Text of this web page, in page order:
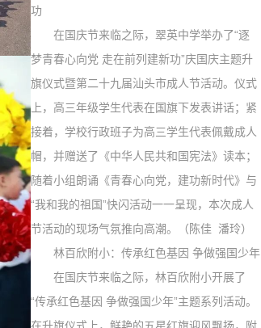
功
在国庆节来临之际，翠英中学举办了“逐
梦青春心向党 走在前列建新功”庆国庆主题升
旗仪式暨第二十九届汕头市成人节活动。仪式
上，高三年级学生代表在国旗下发表讲话；紧
接着，学校行政班子为高三学生代表佩戴成人
帽，并赠送了《中华人民共和国宪法》读本；
随着小组朗诵《青春心向党，建功新时代》与
“我和我的祖国”快闪活动一一呈现，本次成人
节活动的现场气氛推向高潮。（陈佳 潘玲）
林百欣附小： 传承红色基因 争做强国少年
在国庆节来临之际，林百欣附小开展了
“传承红色基因 争做强国少年”主题系列活动。